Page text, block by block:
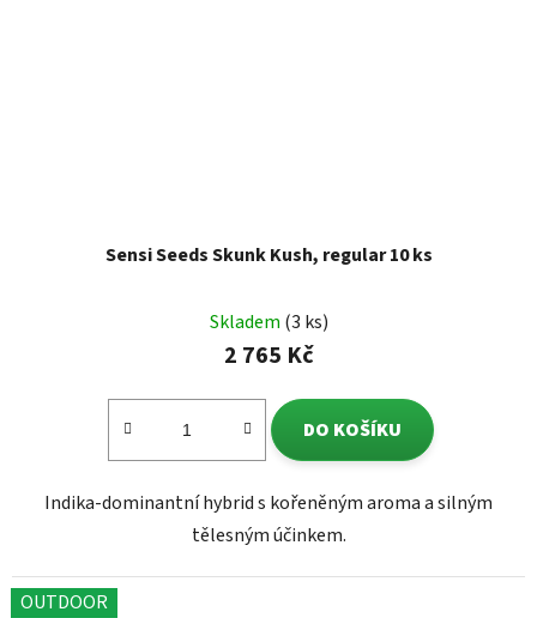
Sensi Seeds Skunk Kush, regular 10 ks
Skladem (3 ks)
2 765 Kč
DO KOŠÍKU
Indika-dominantní hybrid s kořeněným aroma a silným
tělesným účinkem.
OUTDOOR